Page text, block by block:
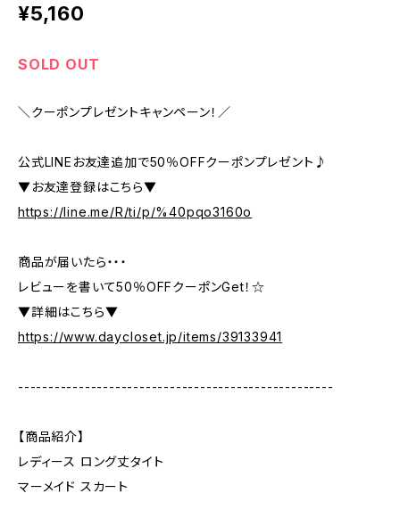
¥5,160
SOLD OUT
＼クーポンプレゼントキャンペーン！／
公式LINEお友達追加で50％OFFクーポンプレゼント♪
▼お友達登録はこちら▼
https://line.me/R/ti/p/%40pqo3160o
商品が届いたら・・・
レビューを書いて50％OFFクーポンGet！☆
▼詳細はこちら▼
https://www.daycloset.jp/items/39133941
----------------------------------------------------
【商品紹介】
レディース ロング丈タイト
マーメイド スカート